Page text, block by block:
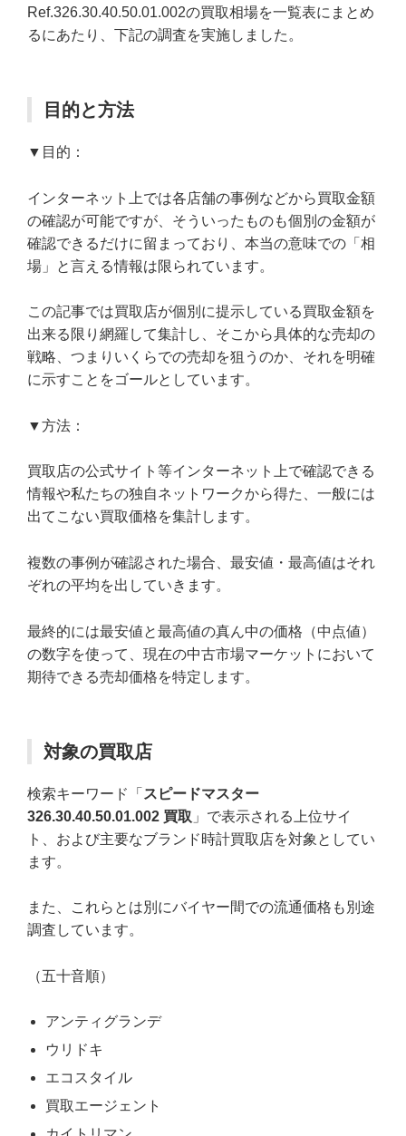
Ref.326.30.40.50.01.002の買取相場を一覧表にまとめ
るにあたり、下記の調査を実施しました。
目的と方法
▼目的：
インターネット上では各店舗の事例などから買取金額
の確認が可能ですが、そういったものも個別の金額が
確認できるだけに留まっており、本当の意味での「相
場」と言える情報は限られています。
この記事では買取店が個別に提示している買取金額を
出来る限り網羅して集計し、そこから具体的な売却の
戦略、つまりいくらでの売却を狙うのか、それを明確
に示すことをゴールとしています。
▼方法：
買取店の公式サイト等インターネット上で確認できる
情報や私たちの独自ネットワークから得た、一般には
出てこない買取価格を集計します。
複数の事例が確認された場合、最安値・最高値はそれ
ぞれの平均を出していきます。
最終的には最安値と最高値の真ん中の価格（中点値）
の数字を使って、現在の中古市場マーケットにおいて
期待できる売却価格を特定します。
対象の買取店
検索キーワード「 スピードマスター
326.30.40.50.01.002 買取 」で表示される上位サイ
ト、および主要なブランド時計買取店を対象としてい
ます。
また、これらとは別にバイヤー間での流通価格も別途
調査しています。
（五十音順）
アンティグランデ
ウリドキ
エコスタイル
買取エージェント